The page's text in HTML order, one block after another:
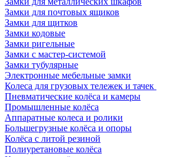
Замки для почтовых ящиков
Замки для щитков
Замки кодовые
Замки ригельные
Замки с мастер-системой
Замки тубулярные
Электронные мебельные замки
Колеса для грузовых тележек и тачек
Пневматические колёса и камеры
Промышленные колёса
Аппаратные колеса и ролики
Большегрузные колёса и опоры
Колёса с литой резиной
Полиуретановые колёса